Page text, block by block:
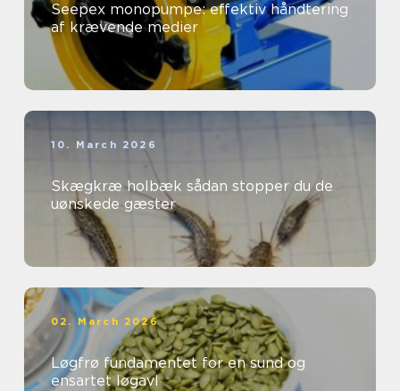
Seepex monopumpe: effektiv håndtering
af krævende medier
10. March 2026
Skægkræ holbæk sådan stopper du de
uønskede gæster
02. March 2026
Løgfrø fundamentet for en sund og
ensartet løgavl